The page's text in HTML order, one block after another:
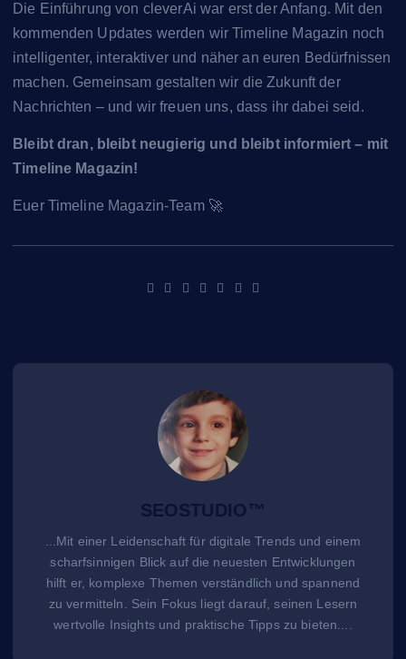
Die Einführung von cleverAi war erst der Anfang. Mit den
kommenden Updates werden wir Timeline Magazin noch
intelligenter, interaktiver und näher an euren Bedürfnissen
machen. Gemeinsam gestalten wir die Zukunft der
Nachrichten – und wir freuen uns, dass ihr dabei seid.
Bleibt dran, bleibt neugierig und bleibt informiert – mit
Timeline Magazin!
Euer Timeline Magazin-Team 🚀
SEOSTUDIO™
...Mit einer Leidenschaft für digitale Trends und einem
scharfsinnigen Blick auf die neuesten Entwicklungen
hilft er, komplexe Themen verständlich und spannend
zu vermitteln. Sein Fokus liegt darauf, seinen Lesern
wertvolle Insights und praktische Tipps zu bieten....